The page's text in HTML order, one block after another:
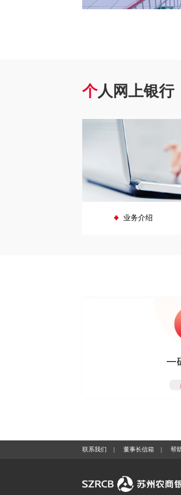
个人网上银行
业务介绍
一
联系我们 | 董事长信箱 | 帮